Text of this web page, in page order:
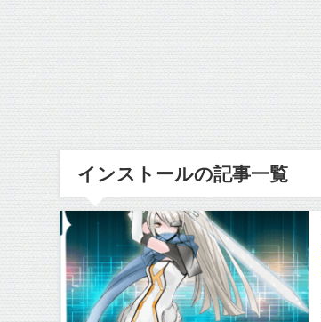
インストールの記事一覧